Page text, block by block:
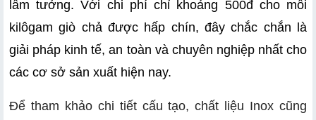
lầm tưởng. Với chi phí chỉ khoảng 500đ cho mỗi
kilôgam giò chả được hấp chín, đây chắc chắn là
giải pháp kinh tế, an toàn và chuyên nghiệp nhất cho
các cơ sở sản xuất hiện nay.
Để tham khảo chi tiết cấu tạo, chất liệu Inox cũng